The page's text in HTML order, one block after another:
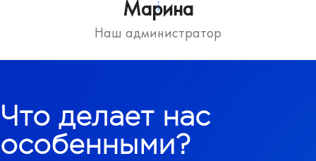
Марина
Наш администратор
Что делает нас
особенными?